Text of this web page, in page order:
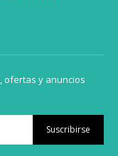
ofertas y anuncios
Suscribirse